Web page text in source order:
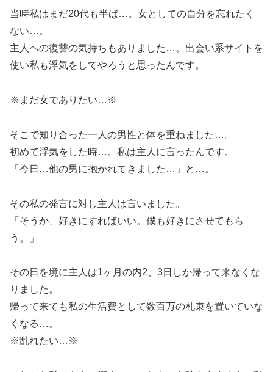
当時私はまだ20代も半ば…。女としての自分を忘れたく
ない…。
主人への復讐の気持ちもありました…。出会い系サイトを
使い私も浮気をしてやろうと思ったんです。
※まだ女でありたい…※
そこで知り合った一人の男性と体を重ねました…。
初めて浮気をした時…。私は主人に言ったんです。
「今日…他の男に抱かれてきました…」と…。
その私の発言に対し主人は言いました。
「そうか、好きにすればいい。僕も好きにさせてもら
う。」
その日を境に主人は1ヶ月の内2、3日しか帰って来なくな
りました。
帰って来ても私の生活費として数百万の札束を置いていな
くなる…。
※乱れたい…※